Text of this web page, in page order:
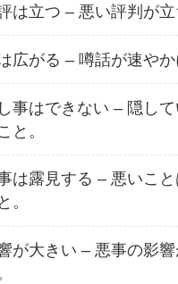
は立つ – 悪い評判が立
広がる – 噂話が速やか
事はできない – 隠し
と。
は露見する – 悪いこ
。
が大きい – 悪事の影